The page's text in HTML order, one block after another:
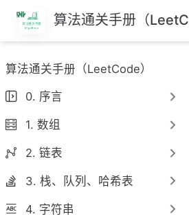
跳
至
主
要
內
容
算法通关手册（
算法通关手册（LeetCode）
0. 序言
1. 数组
2. 链表
3. 栈、队列、哈希表
4. 字符串